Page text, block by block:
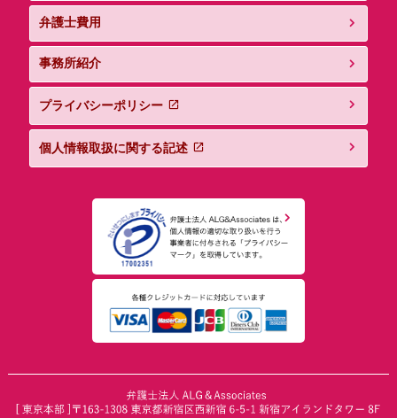
弁護士費用
事務所紹介
プライバシーポリシー
個人情報取扱に関する記述